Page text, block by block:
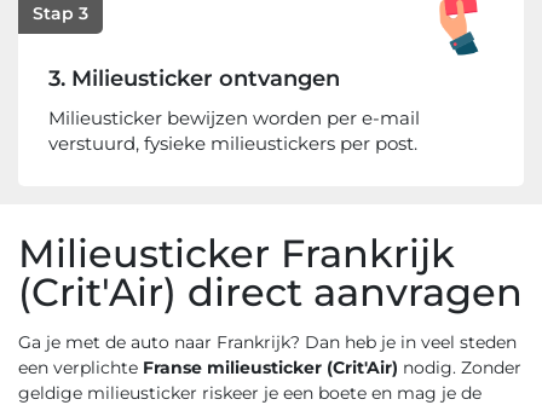
Stap 3
3. Milieusticker ontvangen
Milieusticker bewijzen worden per e-mail
verstuurd, fysieke milieustickers per post.
Milieusticker Frankrijk
(Crit'Air) direct aanvragen
Ga je met de auto naar Frankrijk? Dan heb je in veel steden
een verplichte Franse milieusticker (Crit'Air) nodig. Zonder
geldige milieusticker riskeer je een boete en mag je de